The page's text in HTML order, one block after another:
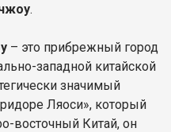
.
– это прибрежный город
западной китайской
значимый
Ляоси», который
восточный Китай, он